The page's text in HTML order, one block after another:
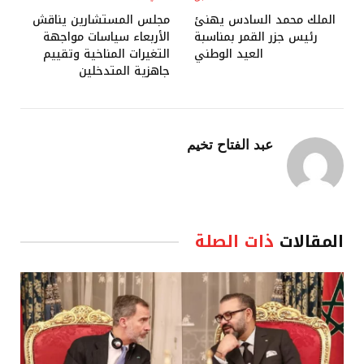
الملك محمد السادس يهنئ
رئيس جزر القمر بمناسبة
العيد الوطني
مجلس المستشارين يناقش
الأربعاء سياسات مواجهة
التغيرات المناخية وتقييم
جاهزية المتدخلين
عبد الفتاح تخيم
المقالات ذات الصلة